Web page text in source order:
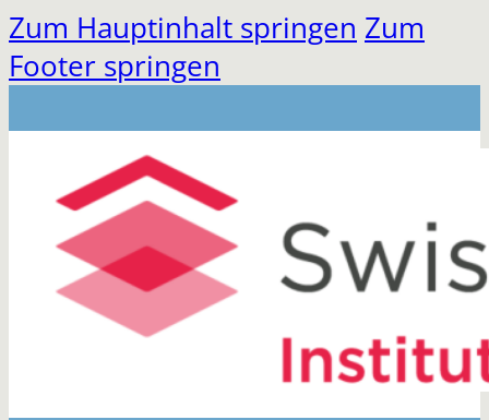
Zum Hauptinhalt springen Zum
Footer springen